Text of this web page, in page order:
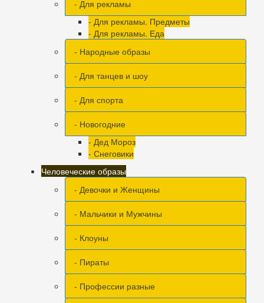
- Для рекламы
- Для рекламы. Предметы
- Для рекламы. Еда
- Народные образы
- Для танцев и шоу
- Для спорта
- Новогодние
- Дед Мороз
- Снеговики
Человеческие образы
- Девочки и Женщины
- Мальчики и Мужчины
- Клоуны
- Пираты
- Профессии разные